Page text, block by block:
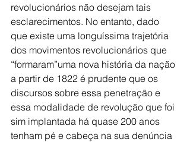
revolucionários não desejam tais
esclarecimentos. No entanto, dado
que existe uma longuíssima trajetória
dos movimentos revolucionários que
“formaram”uma nova história da nação
a partir de 1822 é prudente que os
discursos sobre essa penetração e
essa modalidade de revolução que foi
sim implantada há quase 200 anos
tenham pé e cabeça na sua denúncia